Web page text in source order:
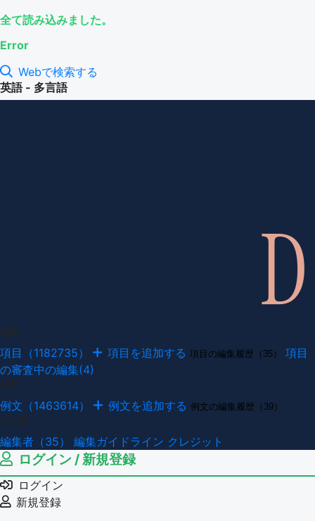
全て読み込みました。
Error
Webで検索する
英語 - 多言語
項目（1182735） 項目を追加する 項目の編集履歴（35）
項目
の審査中の編集(4)
例文（1463614） 例文を追加する 例文の編集履歴（39）
編集者（35） 編集ガイドライン クレジット
ログイン / 新規登録
ログイン
新規登録